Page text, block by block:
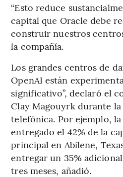
“Esto reduce
capital que Oracle debe
construir nuestros
la compañía.
Los grandes centros de
OpenAI están
significativo”, declaró el
Clay Magouyrk durante
telefónica. Por ejemplo,
entregado el 42% de la
principal en Abilene,
entregar un 35%
tres meses, añadió.